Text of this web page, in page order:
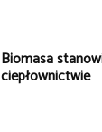
Biomasa
ciepłownictwie